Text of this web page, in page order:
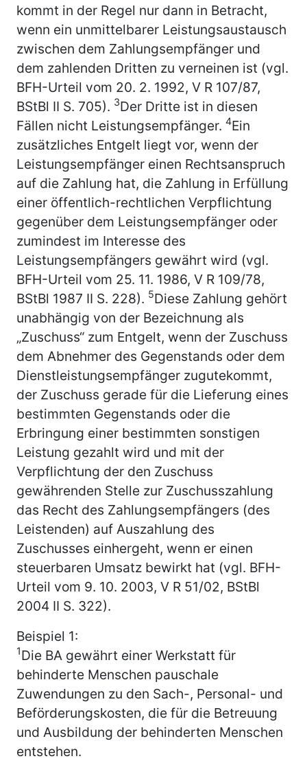
kommt in der Regel nur dann in Betracht,
wenn ein unmittelbarer Leistungsaustausch
zwischen dem Zahlungsempfänger und
dem zahlenden Dritten zu verneinen ist (vgl.
BFH-Urteil vom 20. 2. 1992, V R 107/87,
BStBl II S. 705). 3Der Dritte ist in diesen
Fällen nicht Leistungsempfänger. 4Ein
zusätzliches Entgelt liegt vor, wenn der
Leistungsempfänger einen Rechtsanspruch
auf die Zahlung hat, die Zahlung in Erfüllung
einer öffentlich-rechtlichen Verpflichtung
gegenüber dem Leistungsempfänger oder
zumindest im Interesse des
Leistungsempfängers gewährt wird (vgl.
BFH-Urteil vom 25. 11. 1986, V R 109/78,
BStBl 1987 II S. 228). 5Diese Zahlung gehört
unabhängig von der Bezeichnung als
„Zuschuss“ zum Entgelt, wenn der Zuschuss
dem Abnehmer des Gegenstands oder dem
Dienstleistungsempfänger zugutekommt,
der Zuschuss gerade für die Lieferung eines
bestimmten Gegenstands oder die
Erbringung einer bestimmten sonstigen
Leistung gezahlt wird und mit der
Verpflichtung der den Zuschuss
gewährenden Stelle zur Zuschusszahlung
das Recht des Zahlungsempfängers (des
Leistenden) auf Auszahlung des
Zuschusses einhergeht, wenn er einen
steuerbaren Umsatz bewirkt hat (vgl. BFH-
Urteil vom 9. 10. 2003, V R 51/02, BStBl
2004 II S. 322).
Beispiel 1:
1Die BA gewährt einer Werkstatt für
behinderte Menschen pauschale
Zuwendungen zu den Sach-, Personal- und
Beförderungskosten, die für die Betreuung
und Ausbildung der behinderten Menschen
entstehen.